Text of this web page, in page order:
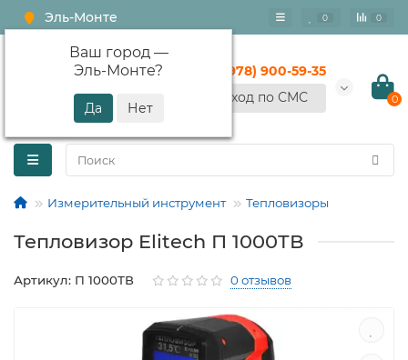
Эль-Монте
Ваш город —
Эль-Монте?
0 0
+7 (978) 900-59-35
Вход по СМС
0
Измерительный инструмент Тепловизоры
Тепловизор Elitech П 1000ТВ
Артикул: П 1000ТВ 0 отзывов